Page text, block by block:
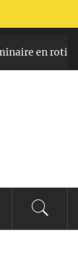
rotin et